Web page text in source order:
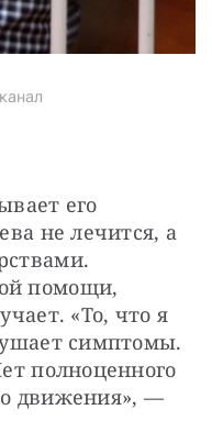
его
не лечится, а
помощи,
«То, что я
симптомы.
полноценного
движения», —